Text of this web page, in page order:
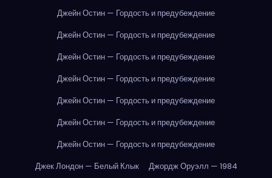
Джейн Остин — Гордость и предубеждение
Джейн Остин — Гордость и предубеждение
Джейн Остин — Гордость и предубеждение
Джейн Остин — Гордость и предубеждение
Джейн Остин — Гордость и предубеждение
Джейн Остин — Гордость и предубеждение
Джейн Остин — Гордость и предубеждение
Джек Лондон — Белый Клык
Джордж Оруэлл — 1984